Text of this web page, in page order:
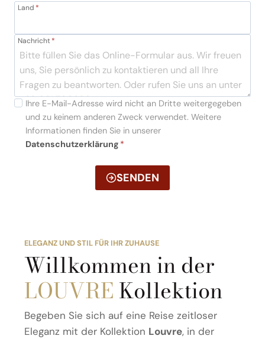
Land *
Nachricht*
Ihre E-Mail-Adresse wird nicht an Dritte weitergegeben
und zu keinem anderen Zweck verwendet. Weitere
Informationen finden Sie in unserer
Datenschutzerklärung *
SENDEN
ELEGANZ UND STIL FÜR IHR ZUHAUSE
Willkommen in der
LOUVRE Kollektion
Begeben Sie sich auf eine Reise zeitloser
Eleganz mit der Kollektion Louvre, in der